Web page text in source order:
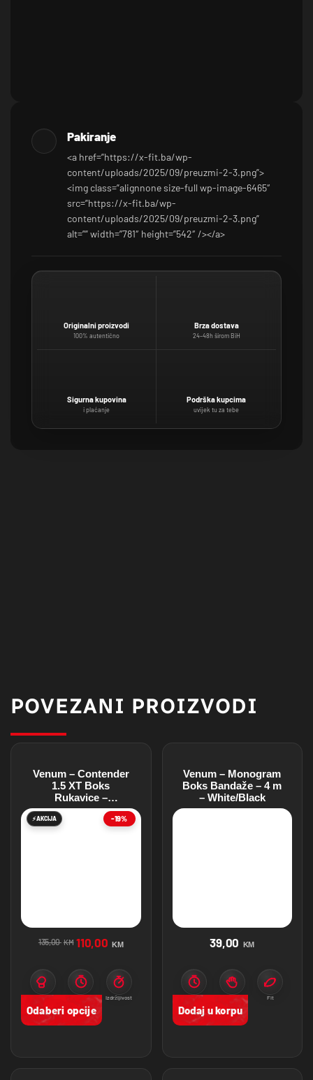
Pakiranje
<a href=”https://x-fit.ba/wp-
content/uploads/2025/09/preuzmi-2-3.png”>
<img class=”alignnone size-full wp-image-6465″
src=”https://x-fit.ba/wp-
content/uploads/2025/09/preuzmi-2-3.png”
alt=”” width=”781″ height=”542″ /></a>
Originalni proizvodi
100% autentično
Brza dostava
24–48h širom BiH
Sigurna kupovina
i plaćanje
Podrška kupcima
uvijek tu za tebe
POVEZANI PROIZVODI
Venum – Contender
1.5 XT Boks
Rukavice –
Black/Black
-19%
⚡AKCIJA
135,00 KM 110,00 KM
Boks Trening Izdržljivost
Odaberi opcije
Venum – Monogram
Boks Bandaže – 4 m
– White/Black
39,00 KM
Zaštita Stabilnost Fit
Dodaj u korpu